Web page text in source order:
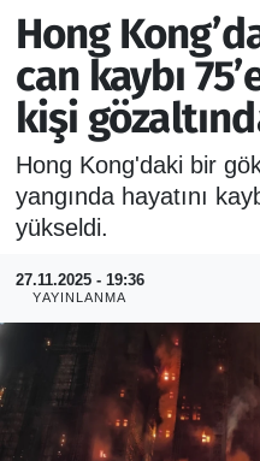
Hong
can kaybı
kişi
Hong Kong'daki bir
yangında hayatını
yükseldi.
27.11.2025 - 19:36
YAYINLANMA
GENEL
EKONOMİ
SİYASET
SPOR
ASAYİŞ
RESMİ REKLAM
İzmir Trafik
Puan Durumu ve
Tüm Manşetler
Son Dakika Haberleri
Haber Arşivi